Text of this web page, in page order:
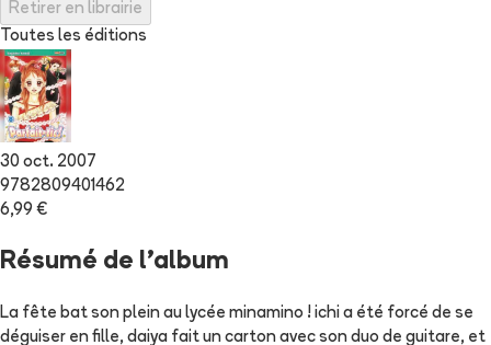
Retirer en librairie
Toutes les éditions
30 oct. 2007
9782809401462
6,99 €
Résumé de l'album
La fête bat son plein au lycée minamino ! ichi a été forcé de se
déguiser en fille, daiya fait un carton avec son duo de guitare, et